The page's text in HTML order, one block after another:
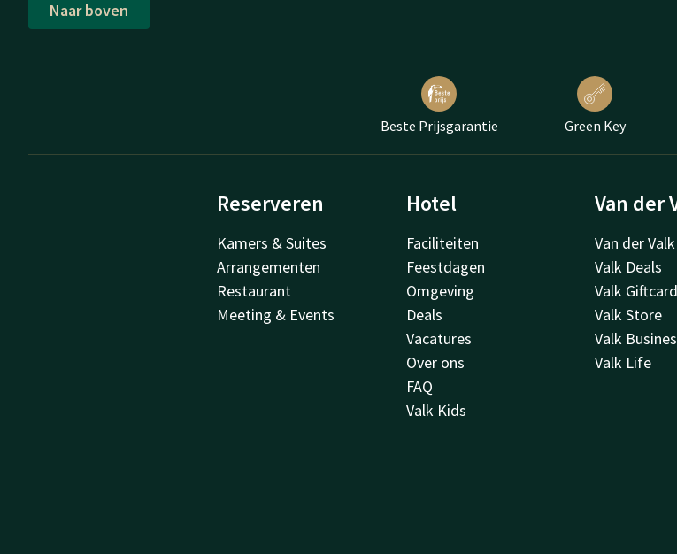
Naar boven
Beste Prijsgarantie Green Key
Reserveren
Kamers & Suites
Arrangementen
Restaurant
Meeting & Events
Hotel
Faciliteiten
Feestdagen
Omgeving
Deals
Vacatures
Over ons
FAQ
Valk Kids
Van der
Van der Valk
Valk Deals
Valk Giftcard
Valk Store
Valk
Valk Life